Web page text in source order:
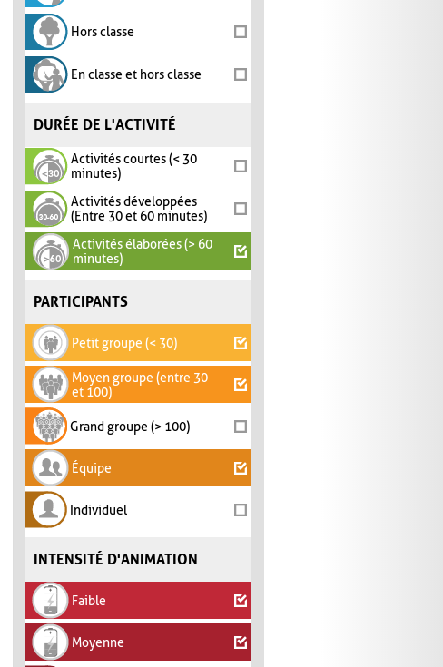
Hors classe
En classe et hors classe
DURÉE DE L'ACTIVITÉ
Activités courtes (< 30
minutes)
Activités développées
(Entre 30 et 60 minutes)
Activités élaborées (> 60
minutes)
PARTICIPANTS
Petit groupe (< 30)
Moyen groupe (entre 30
et 100)
Grand groupe (> 100)
Équipe
Individuel
INTENSITÉ D'ANIMATION
Faible
Moyenne